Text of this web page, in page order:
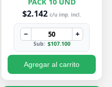
$2.142 c/u imp. incl.
− +
Sub: $107.100
Agregar al carrito